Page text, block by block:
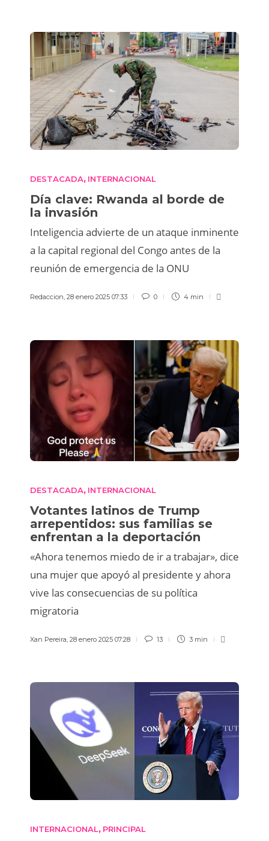
DESTACADA, INTERNACIONAL
Día clave: Rwanda al borde de
la invasión
Inteligencia advierte de un ataque inminente
a la capital regional del Congo antes de la
reunión de emergencia de la ONU
Redaccion 28 enero 2025 07:33 0 4 min
DESTACADA, INTERNACIONAL
Votantes latinos de Trump
arrepentidos: sus familias se
enfrentan a la deportación
«Ahora tenemos miedo de ir a trabajar», dice
una mujer que apoyó al presidente y ahora
vive las consecuencias de su política
migratoria
Xan Pereira 28 enero 2025 07:28 13 3 min
INTERNACIONAL, PRINCIPAL